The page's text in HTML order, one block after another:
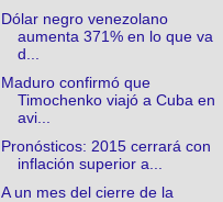
Dólar negro venezolano
aumenta 371% en lo que va
d...
Maduro confirmó que
Timochenko viajó a Cuba en
avi...
Pronósticos: 2015 cerrará con
inflación superior a...
A un mes del cierre de la